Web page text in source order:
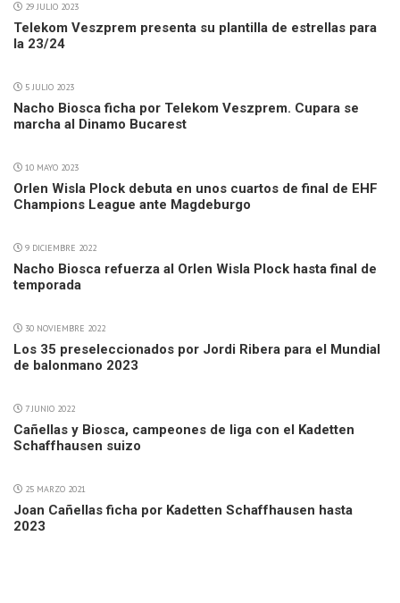
29 JULIO 2023
Telekom Veszprem presenta su plantilla de estrellas para
la 23/24
5 JULIO 2023
Nacho Biosca ficha por Telekom Veszprem. Cupara se
marcha al Dinamo Bucarest
10 MAYO 2023
Orlen Wisla Plock debuta en unos cuartos de final de EHF
Champions League ante Magdeburgo
9 DICIEMBRE 2022
Nacho Biosca refuerza al Orlen Wisla Plock hasta final de
temporada
30 NOVIEMBRE 2022
Los 35 preseleccionados por Jordi Ribera para el Mundial
de balonmano 2023
7 JUNIO 2022
Cañellas y Biosca, campeones de liga con el Kadetten
Schaffhausen suizo
25 MARZO 2021
Joan Cañellas ficha por Kadetten Schaffhausen hasta
2023